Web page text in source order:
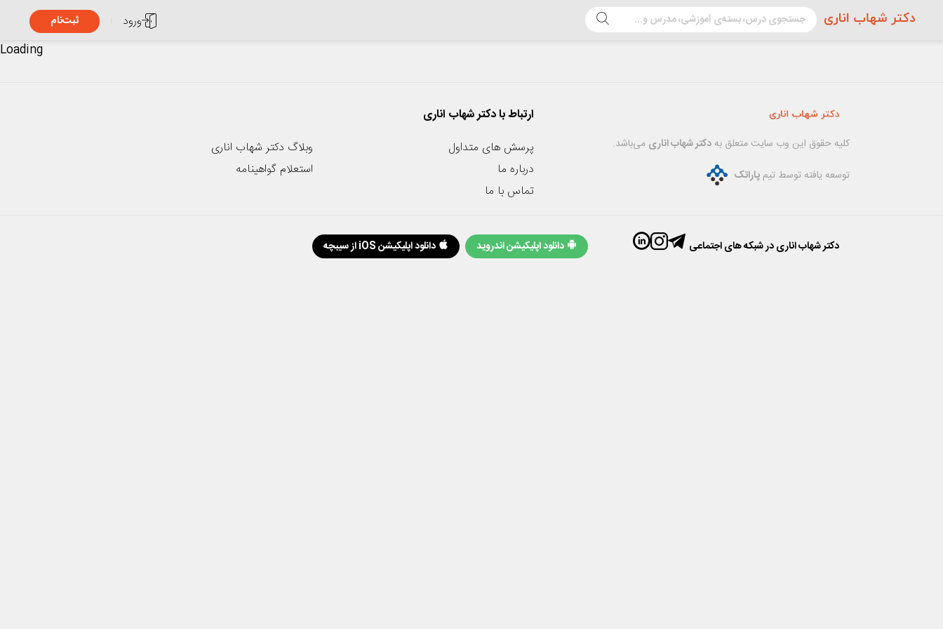
ورود ثبت‌نام
Loading
وبلاگ دکتر شهاب اناری
استعلام گواهینامه
ارتباط با دکتر شهاب اناری
پرسش های متداول
درباره ما
تماس با ما
کليه حقوق اين وب سایت متعلق به دکتر شهاب اناری می‌باشد.
توسعه یافته توسط تیم پاراتک
دکتر شهاب اناری در شبکه های اجتماعی دانلود اپلیکیشن اندروید دانلود اپلیکیشن iOS از سیبچه